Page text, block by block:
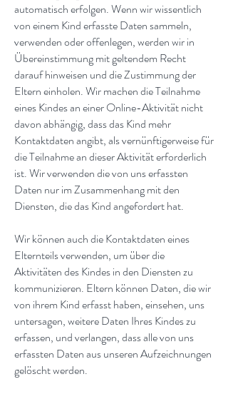
automatisch erfolgen. Wenn wir wissentlich
von einem Kind erfasste Daten sammeln,
verwenden oder offenlegen, werden wir in
Übereinstimmung mit geltendem Recht
darauf hinweisen und die Zustimmung der
Eltern einholen. Wir machen die Teilnahme
eines Kindes an einer Online-Aktivität nicht
davon abhängig, dass das Kind mehr
Kontaktdaten angibt, als vernünftigerweise für
die Teilnahme an dieser Aktivität erforderlich
ist. Wir verwenden die von uns erfassten
Daten nur im Zusammenhang mit den
Diensten, die das Kind angefordert hat.
Wir können auch die Kontaktdaten eines
Elternteils verwenden, um über die
Aktivitäten des Kindes in den Diensten zu
kommunizieren. Eltern können Daten, die wir
von ihrem Kind erfasst haben, einsehen, uns
untersagen, weitere Daten Ihres Kindes zu
erfassen, und verlangen, dass alle von uns
erfassten Daten aus unseren Aufzeichnungen
gelöscht werden.